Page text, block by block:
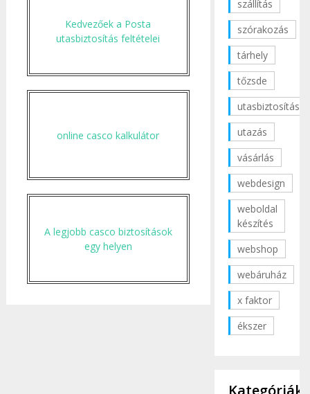
Kedvezőek a Posta
utasbiztosítás feltételei
online casco kalkulátor
A legjobb casco biztosítások
egy helyen
szállítás
szórakozás
tárhely
tőzsde
utasbiztosítás
utazás
vásárlás
webdesign
weboldal
készítés
webshop
webáruház
x faktor
ékszer
Kategóriák